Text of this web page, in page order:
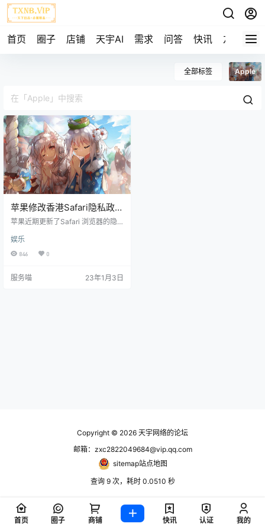
首页 圈子 店铺 天宇AI 需求 问答 快讯 友链
全部标签 Apple
苹果修改香港Safari隐私政
策，香港用户的访问记录会
苹果近期更新了Safari 浏览器的隐
oogle （和对于使用地区设定为中国
大陆或香港的使用者：腾讯）可能
而无"或香港"的表述。更新后，香港
娱乐
846 0
服务喵 23年1月3日
Copyright © 2026 天宇网络的论坛
邮箱：zxc2822049684@vip.qq.com
sitemap站点地图
查询 9 次，耗时 0.0510 秒
首页 圈子 商铺 快讯 认证 我的